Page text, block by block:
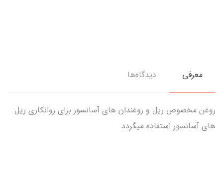
معرفی دیدگاه‌ها
روغن مخصوص ریل و روغندان های آسانسور برای روانکاری ریل
های آسانسور استفاده میگردد